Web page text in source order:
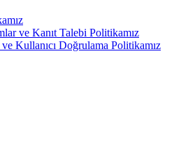
ve Kanıt Talebi Politikamız
Kullanıcı Doğrulama Politikamız